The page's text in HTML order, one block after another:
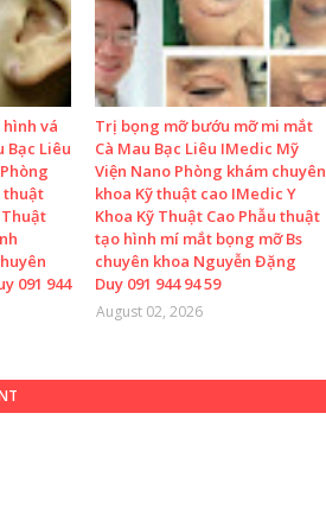
vá
Bạc Liêu
thuật
Thuật
091 944
Trị bọng mỡ bướu mỡ mi mắt
Cà Mau Bạc Liêu IMedic Mỹ
Viện Nano Phòng khám chuyên
khoa Kỹ thuật cao IMedic Y
Khoa Kỹ Thuật Cao Phẫu thuật
tạo hình mí mắt bọng mỡ Bs
chuyên khoa Nguyễn Đặng
Duy 091 944 94 59
August 02, 2026